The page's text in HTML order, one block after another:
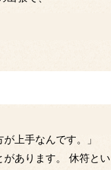
上手なんです。」
あります。 休符とい